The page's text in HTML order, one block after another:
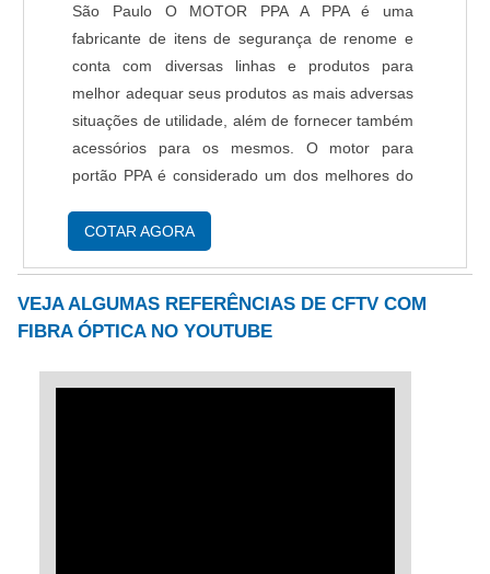
São Paulo O MOTOR PPA A PPA é uma
fabricante de itens de segurança de renome e
conta com diversas linhas e produtos para
melhor adequar seus produtos as mais adversas
situações de utilidade, além de fornecer também
acessórios para os mesmos. O motor para
portão PPA é considerado um dos melhores do
componentes de alto desemprenho e qualidade,
COTAR AGORA
VEJA ALGUMAS REFERÊNCIAS DE CFTV COM
FIBRA ÓPTICA NO YOUTUBE